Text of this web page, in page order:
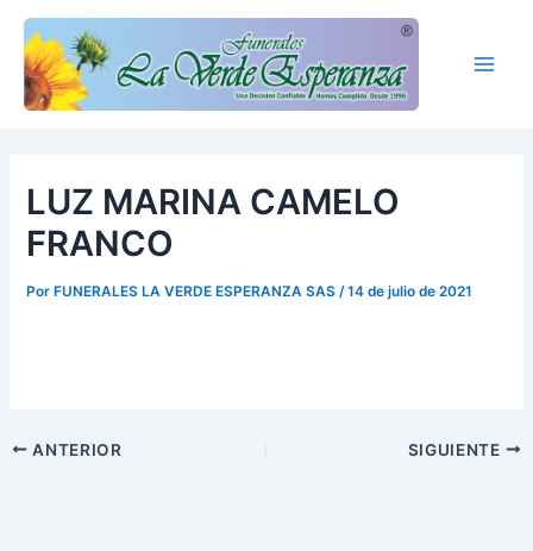
contenido
LUZ MARINA CAMELO
FRANCO
Por FUNERALES LA VERDE ESPERANZA SAS/14 de julio de 2021
ANTERIOR SIGUIENTE